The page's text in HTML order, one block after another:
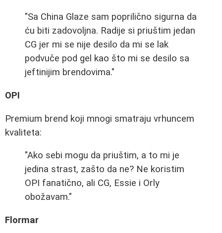
"Sa China Glaze sam poprilično sigurna da
ću biti zadovoljna. Radije si priuštim jedan
CG jer mi se nije desilo da mi se lak
podvuče pod gel kao što mi se desilo sa
jeftinijim brendovima."
OPI
Premium brend koji mnogi smatraju vrhuncem
kvaliteta:
"Ako sebi mogu da priuštim, a to mi je
jedina strast, zašto da ne? Ne koristim
OPI fanatično, ali CG, Essie i Orly
obožavam."
Flormar